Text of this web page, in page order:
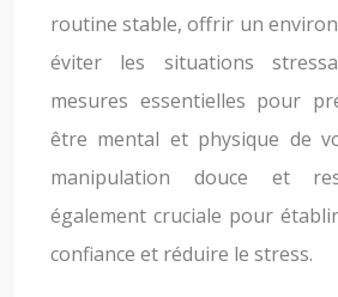
routine stable, offrir un
éviter les situations
mesures essentielles pour
être mental et physique de
manipulation douce et
également cruciale pour
confiance et réduire le stress.